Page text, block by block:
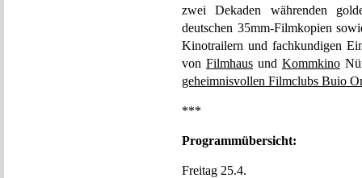
zwei Dekaden währenden
deutschen 35mm-Filmkopien
Kinotrailern und fachkundigen
von Filmhaus und Kommkino
geheimnisvollen Filmclubs Buio
***
Programmübersicht:
Freitag 25.4.